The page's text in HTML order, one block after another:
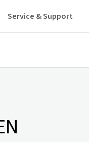
Service & Support